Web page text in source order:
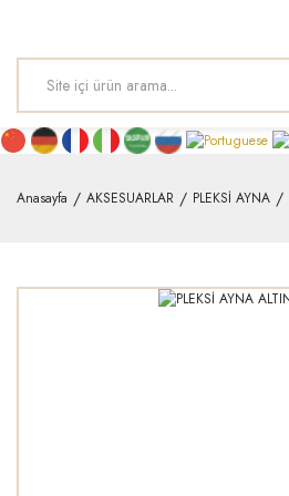
Anasayfa AKSESUARLAR PLEKSİ AYNA